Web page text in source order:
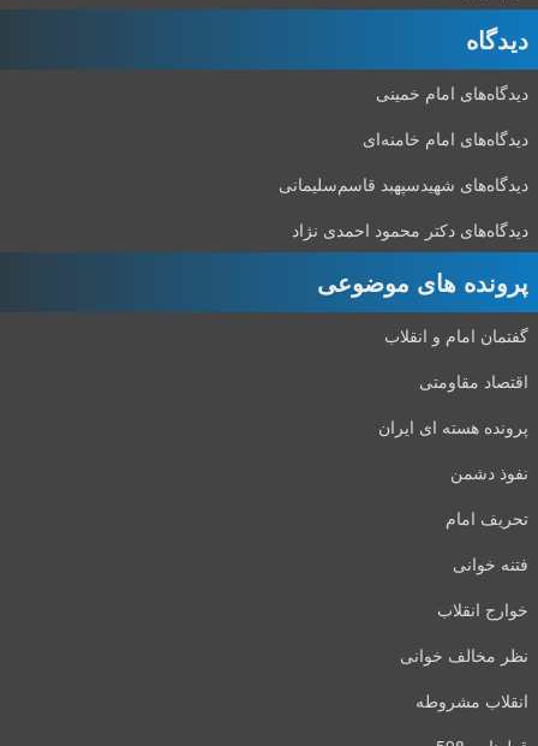
دیدگاه‌
دیدگاه‌های امام خمینی
دیدگاه‌های امام خامنه‌ای
دیدگاه‌های شهید‌سپهبد قاسم‌سلیمانی
دیدگاه‌های دکتر محمود احمدی نژاد
پرونده های موضوعی
گفتمان امام و انقلاب
اقتصاد مقاومتی
پرونده هسته ای ایران
نفوذ دشمن
تحریف امام
فتنه خوانی
خوارج انقلاب
نظر مخالف خوانی
انقلاب مشروطه